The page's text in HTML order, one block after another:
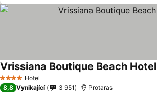
4 Počet hvězdiček
Hotel
Vrissiana Boutique Beach Hotel
8,8 Vynikající 3 951 Protaras